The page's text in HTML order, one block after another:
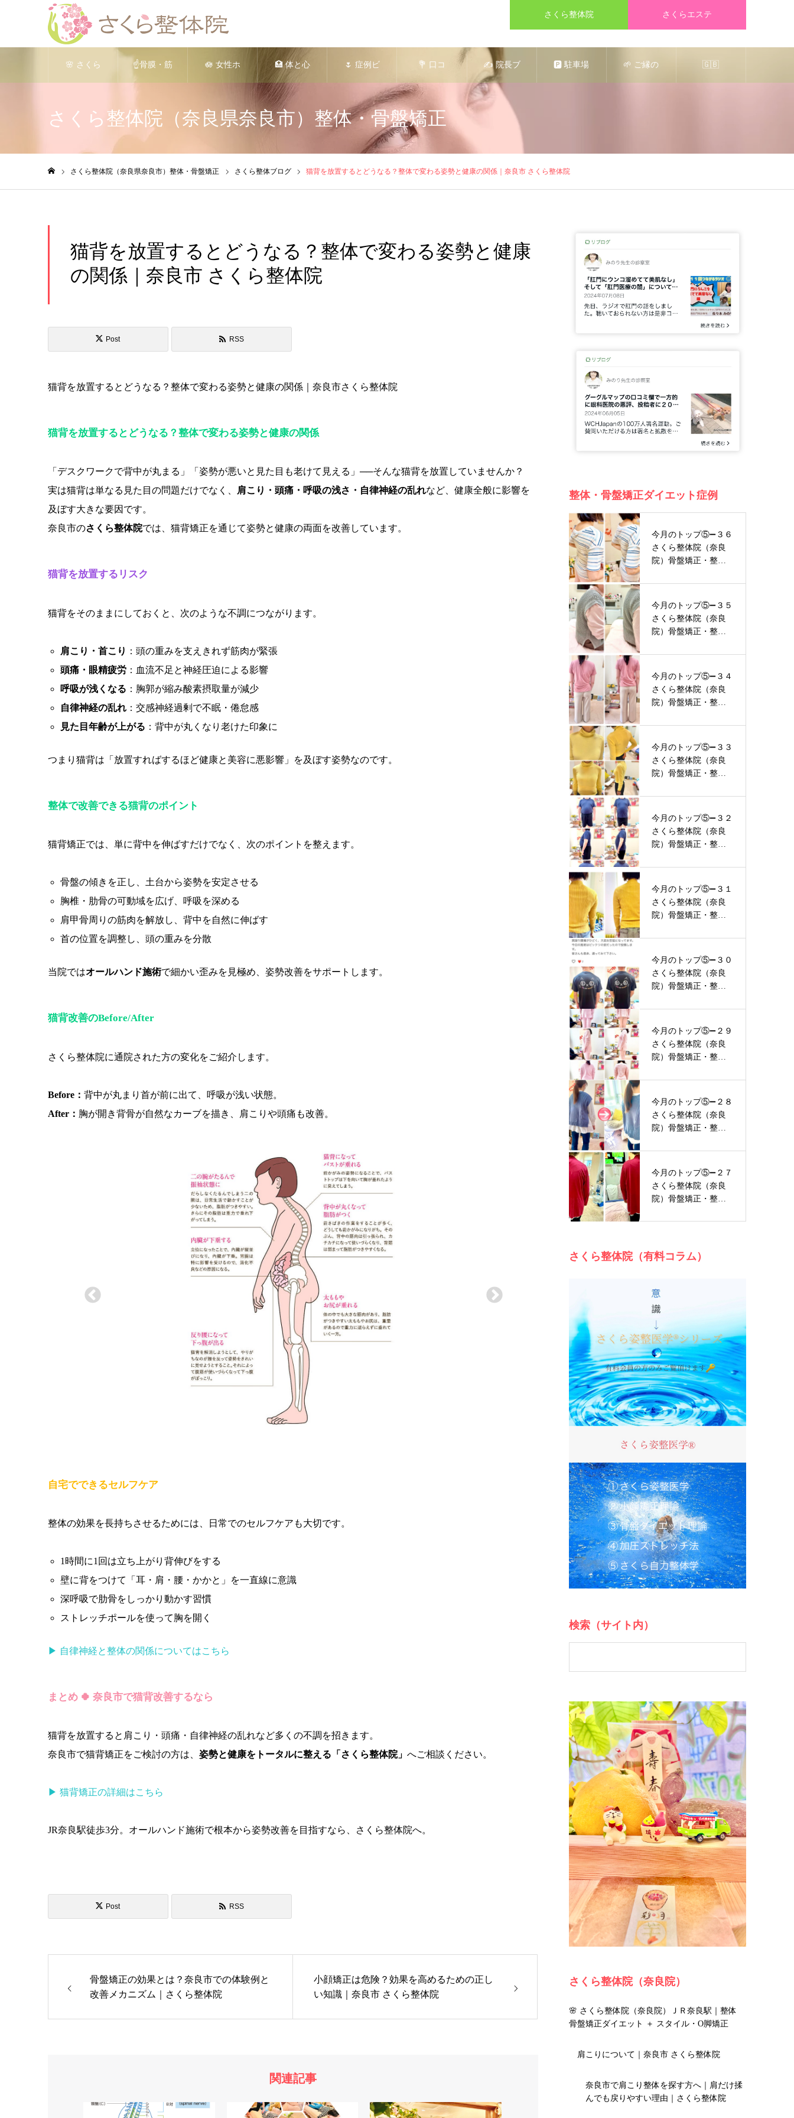
さくら整体院 さくらエステ
🌸 さくら
奈良駅｜整
正ダイエッ
ト ＋ スタ
☝️骨膜・筋
整体｜ 深
層トリガー
🪷 女性ホ
る整体 ①
🏥 体と心
の薬箱® さ
のご案内
🌷 症例ビ
フォーアフ
ター集｜美
姿勢・骨盤
💐 口コ
の声｜肩こ
り・腰痛・
✍️ 院長ブ
ログ｜さく
康コラム
🅿️ 駐車場
クリニック
🌱 ご縁の 🇬🇧
さくら整体院（奈良県奈良市）整体・骨盤矯正
さくら整体院（奈良県奈良市）整体・骨盤矯正 さくら整体ブログ 猫背を放置するとどうなる？整体で変わる姿勢と健康の関係｜奈良市 さくら整体院
猫背を放置するとどうなる？整体で変わる姿勢と健康
の関係｜奈良市 さくら整体院
Post RSS
猫背を放置するとどうなる？整体で変わる姿勢と健康の関係｜奈良市さくら整体院
猫背を放置するとどうなる？整体で変わる姿勢と健康の関係
「デスクワークで背中が丸まる」「姿勢が悪いと見た目も老けて見える」──そんな猫背を放置していませんか？
実は猫背は単なる見た目の問題だけでなく、
肩こり・頭痛・呼吸の浅さ・自律神経の乱れなど、健康全般に影響を
及ぼす大きな要因です。
奈良市のさくら整体院では、猫背矯正を通じて姿勢と健康の両面を改善しています。
猫背を放置するリスク
猫背をそのままにしておくと、次のような不調につながります。
肩こり・首こり ：頭の重みを支えきれず筋肉が緊張
頭痛・眼精疲労：血流不足と神経圧迫による影響
呼吸が浅くなる ：胸郭が縮み酸素摂取量が減少
自律神経の乱れ：交感神経過剰で不眠・倦怠感
見た目年齢が上がる ：背中が丸くなり老けた印象に
つまり猫背は「放置すればするほど健康と美容に悪影響」を及ぼす姿勢なのです。
整体で改善できる猫背のポイント
猫背矯正では、単に背中を伸ばすだけでなく、次のポイントを整えます。
骨盤の傾きを正し、土台から姿勢を安定させる
胸椎・肋骨の可動域を広げ、呼吸を深める
肩甲骨周りの筋肉を解放し、背中を自然に伸ばす
首の位置を調整し、頭の重みを分散
当院ではオールハンド施術で細かい歪みを見極め、姿勢改善をサポートします。
猫背改善のBefore/After
さくら整体院に通院された方の変化をご紹介します。
Before： 背中が丸まり首が前に出て、呼吸が浅い状態。
After： 胸が開き背骨が自然なカーブを描き、肩こりや頭痛も改善。
自宅でできるセルフケア
整体の効果を長持ちさせるためには、日常でのセルフケアも大切です。
1時間に1回は立ち上がり背伸びをする
壁に背をつけて「耳・肩・腰・かかと」を一直線に意識
深呼吸で肋骨をしっかり動かす習慣
ストレッチポールを使って胸を開く
▶ 自律神経と整体の関係についてはこちら
まとめ 🍀 奈良市で猫背改善するなら
猫背を放置すると肩こり・頭痛・自律神経の乱れなど多くの不調を招きます。
奈良市で猫背矯正をご検討の方は、 姿勢と健康をトータルに整える「さくら整体院」 へご相談ください。
▶ 猫背矯正の詳細はこちら
JR奈良駅徒歩3分。オールハンド施術で根本から姿勢改善を目指すなら、さくら整体院へ。
Post RSS
骨盤矯正の効果とは？奈良市での体験例と
改善メカニズム｜さくら整体院
小顔矯正は危険？効果を高めるための正し
い知識｜奈良市 さくら整体院
関連記事
整体・骨盤矯正ダイエット症例
今月のトップ⑤➖３６
さくら整体院（奈良
院）骨盤矯正・整体
今月のトップ⑤➖３５
さくら整体院（奈良
院）骨盤矯正・整体
今月のトップ⑤➖３４
さくら整体院（奈良
院）骨盤矯正・整体
今月のトップ⑤➖３３
さくら整体院（奈良
院）骨盤矯正・整体
今月のトップ⑤➖３２
さくら整体院（奈良
院）骨盤矯正・整体
今月のトップ⑤➖３１
さくら整体院（奈良
院）骨盤矯正・整体
今月のトップ⑤➖３０
さくら整体院（奈良
院）骨盤矯正・整体
今月のトップ⑤➖２９
さくら整体院（奈良
院）骨盤矯正・整体
今月のトップ⑤➖２８
さくら整体院（奈良
院）骨盤矯正・整体
今月のトップ⑤➖２７
さくら整体院（奈良
院）骨盤矯正・整体
さくら整体院（有料コラム）
検索（サイト内）
さくら整体院（奈良院）
🌸 さくら整体院（奈良院）ＪＲ奈良駅｜整体
骨盤矯正ダイエット ＋ スタイル・O脚矯正
肩こりについて｜奈良市 さくら整体院
奈良市で肩こり整体を探す方へ｜肩だけ揉
んでも戻りやすい理由｜さくら整体院